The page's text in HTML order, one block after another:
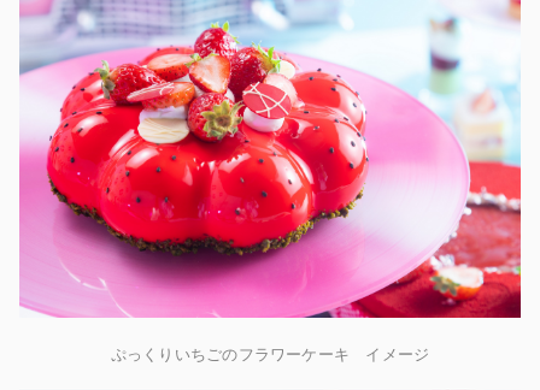
ぷっくりいちごのフラワーケーキ イメージ